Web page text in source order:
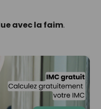
avec la faim.